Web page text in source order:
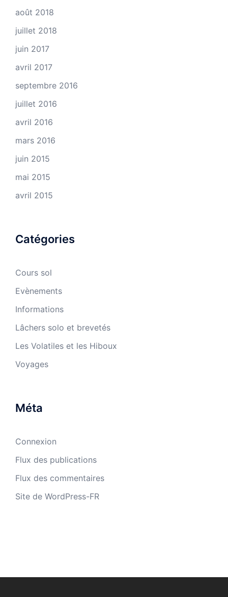
août 2018
juillet 2018
juin 2017
avril 2017
septembre 2016
juillet 2016
avril 2016
mars 2016
juin 2015
mai 2015
avril 2015
Catégories
Cours sol
Evènements
Informations
Lâchers solo et brevetés
Les Volatiles et les Hiboux
Voyages
Méta
Connexion
Flux des publications
Flux des commentaires
Site de WordPress-FR